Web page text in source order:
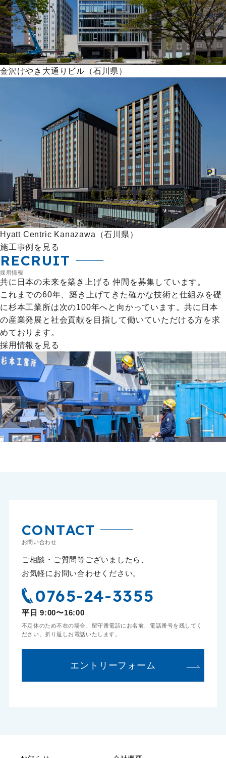
金沢けやき大通りビル（石川県）
Hyatt Centric Kanazawa（石川県）
施工事例を見る
RECRUIT
採用情報
共に日本の未来を築き上げる 仲間を募集しています。
これまでの60年、築き上げてきた確かな技術と仕組みを礎
に杉本工業所は次の100年へと向かっています。共に日本
の産業発展と社会貢献を目指して働いていただける方を求
めております。
採用情報を見る
CONTACT
お問い合わせ
ご相談・ご質問等ございましたら、
お気軽にお問い合わせください。
0765-24-3355
平日 9:00〜16:00
不定休のため不在の場合、留守番電話にお名前、電話番号を残してく
ださい。折り返しお電話いたします。
エントリーフォーム